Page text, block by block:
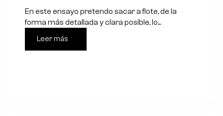
En este ensayo pretendo sacar a flote, de la
forma más detallada y clara posible, lo...
Leer más